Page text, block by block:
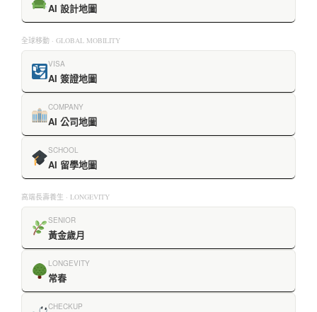
AI 設計地圖
全球移動 · GLOBAL MOBILITY
VISA
AI 簽證地圖
COMPANY
AI 公司地圖
SCHOOL
AI 留學地圖
高端長壽養生 · LONGEVITY
SENIOR
黃金歲月
LONGEVITY
常春
CHECKUP